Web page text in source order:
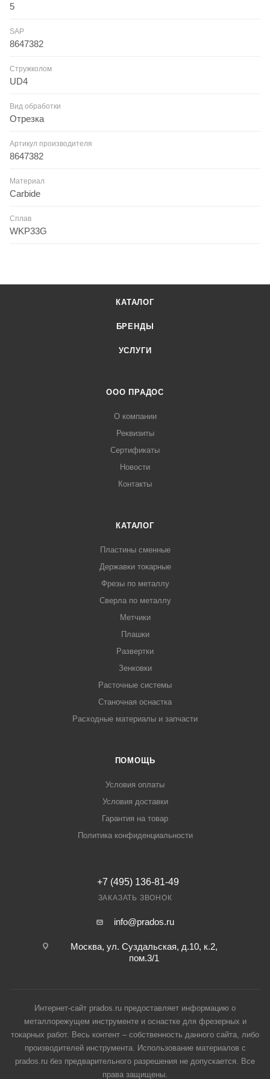
5
SAP
8647382
Стружколом
UD4
Вид обработки
Отрезка
Артикул производителя
8647382
Материал
Carbide
Сплав
WKP33G
КАТАЛОГ
БРЕНДЫ
УСЛУГИ
ООО ПРАДОС
О компании
Реквизиты
Сертификаты
Новости
Контакты
КАТАЛОГ
Пластины сменные
Державки токарные
Фрезы по металлу
Сверла по металлу
Метчики
Плашки
Развертки
Зенковки
Расточные системы
Станочная оснастка
Расходные материалы и запчасти
ПОМОЩЬ
Условия оплаты
Условия доставки
Гарантия на товар
Политика конфиденциальности
+7 (495) 136-81-49
ЗАКАЗАТЬ ЗВОНОК
info@prados.ru
Москва, ул. Суздальская, д.10, к.2,
пом.3/1
Интернет-сайт prados.ru предоставляет информацию о
металлорежущем инструменте и оснастке для фрезерных и
токарных работ. Весь контент – собственность данного сайта, либо
производителей инструмента. Использование материалов с
prados.ru без предварительного разрешения не допускается. Все
права защищены.